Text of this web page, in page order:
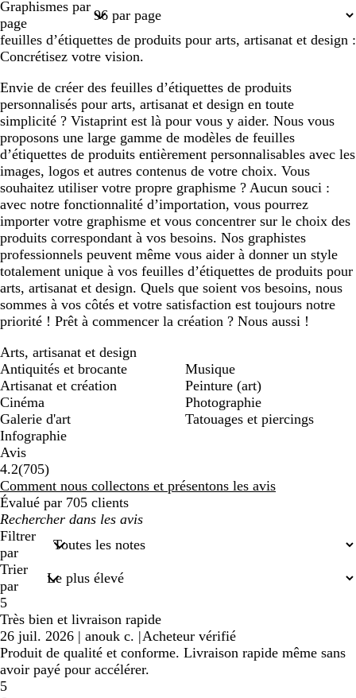
Graphismes par
page
feuilles d’étiquettes de produits pour arts, artisanat et design :
Concrétisez votre vision.
Envie de créer des feuilles d’étiquettes de produits
personnalisés pour arts, artisanat et design en toute
simplicité ? Vistaprint est là pour vous y aider. Nous vous
proposons une large gamme de modèles de feuilles
d’étiquettes de produits entièrement personnalisables avec les
images, logos et autres contenus de votre choix. Vous
souhaitez utiliser votre propre graphisme ? Aucun souci :
avec notre fonctionnalité d’importation, vous pourrez
importer votre graphisme et vous concentrer sur le choix des
produits correspondant à vos besoins. Nos graphistes
professionnels peuvent même vous aider à donner un style
totalement unique à vos feuilles d’étiquettes de produits pour
arts, artisanat et design. Quels que soient vos besoins, nous
sommes à vos côtés et votre satisfaction est toujours notre
priorité ! Prêt à commencer la création ? Nous aussi !
Arts, artisanat et design
Antiquités et brocante
Artisanat et création
Cinéma
Galerie d'art
Infographie
Musique
Peinture (art)
Photographie
Tatouages et piercings
Avis
4.2(705705
avis
)
Comment nous collectons et présentons les avis
Évalué par 705 clients
Mes
recherches
saisies
Filtrer
par
Trier
par
5
Très bien et livraison rapide
26 juil. 2026 | anouk c. |Acheteur vérifié
Produit de qualité et conforme. Livraison rapide même sans
avoir payé pour accélérer.
5